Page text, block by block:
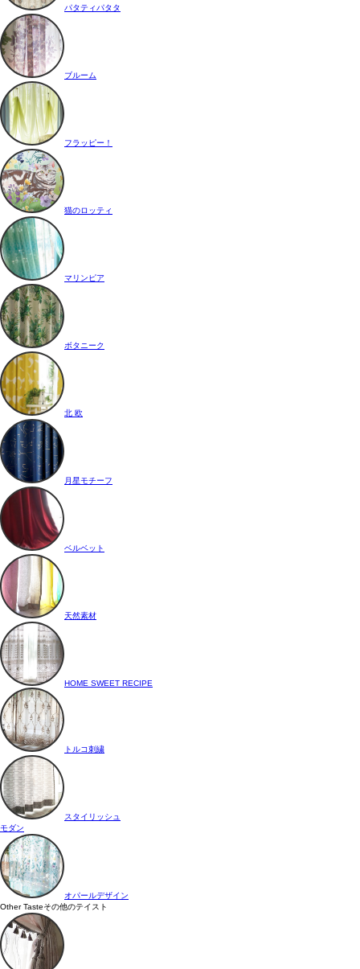
パタティパタタ
ブルーム
フラッピー！
猫のロッティ
マリンピア
ボタニーク
北 欧
月星モチーフ
ベルベット
天然素材
HOME SWEET RECIPE
トルコ刺繍
スタイリッシュ
モダン
オパールデザイン
Other Tasteその他のテイスト